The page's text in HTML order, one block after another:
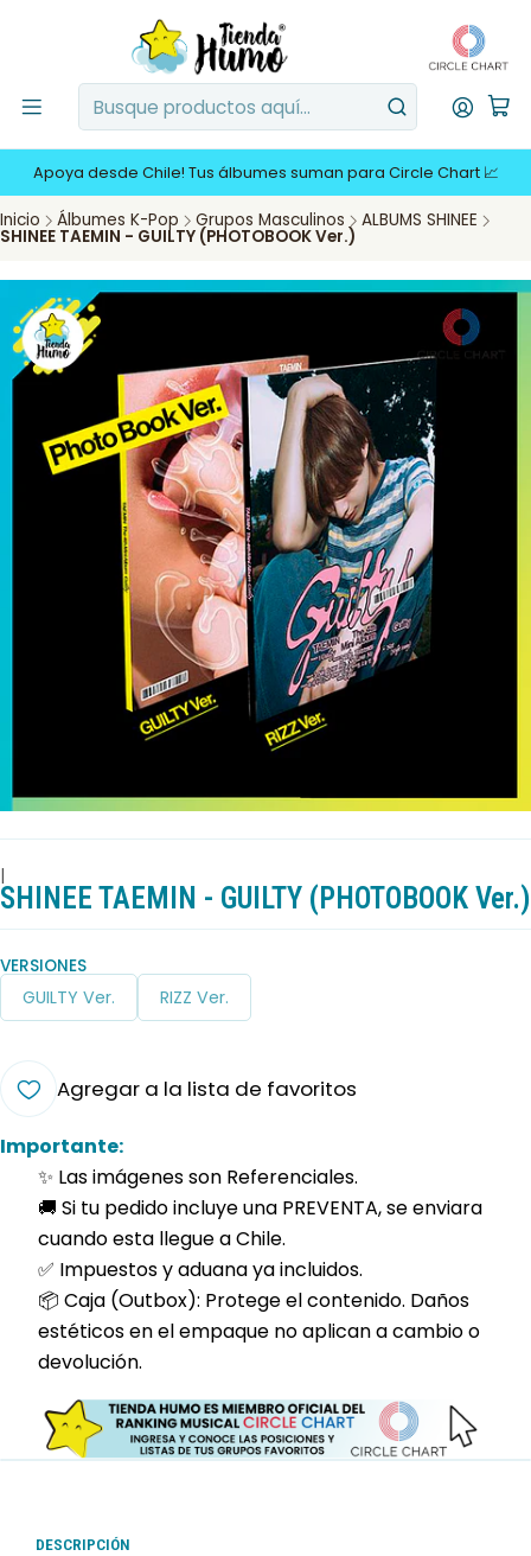
Apoya desde Chile! Tus álbumes suman para Circle Chart 📈
Inicio Álbumes K-Pop Grupos Masculinos ALBUMS SHINEE
SHINEE TAEMIN - GUILTY (PHOTOBOOK Ver.)
|
SHINEE TAEMIN - GUILTY (PHOTOBOOK Ver.)
VERSIONES
GUILTY Ver. RIZZ Ver.
Agregar a la lista de favoritos
Importante:
✨ Las imágenes son Referenciales.
🚚 Si tu pedido incluye una PREVENTA, se enviara
cuando esta llegue a Chile.
✅ Impuestos y aduana ya incluidos.
📦 Caja (Outbox): Protege el contenido. Daños
estéticos en el empaque no aplican a cambio o
devolución.
DESCRIPCIÓN